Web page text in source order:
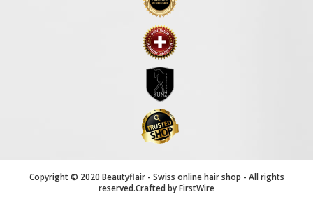
Copyright © 2020 Beautyflair - Swiss online hair shop - All rights
reserved.Crafted byFirstWire